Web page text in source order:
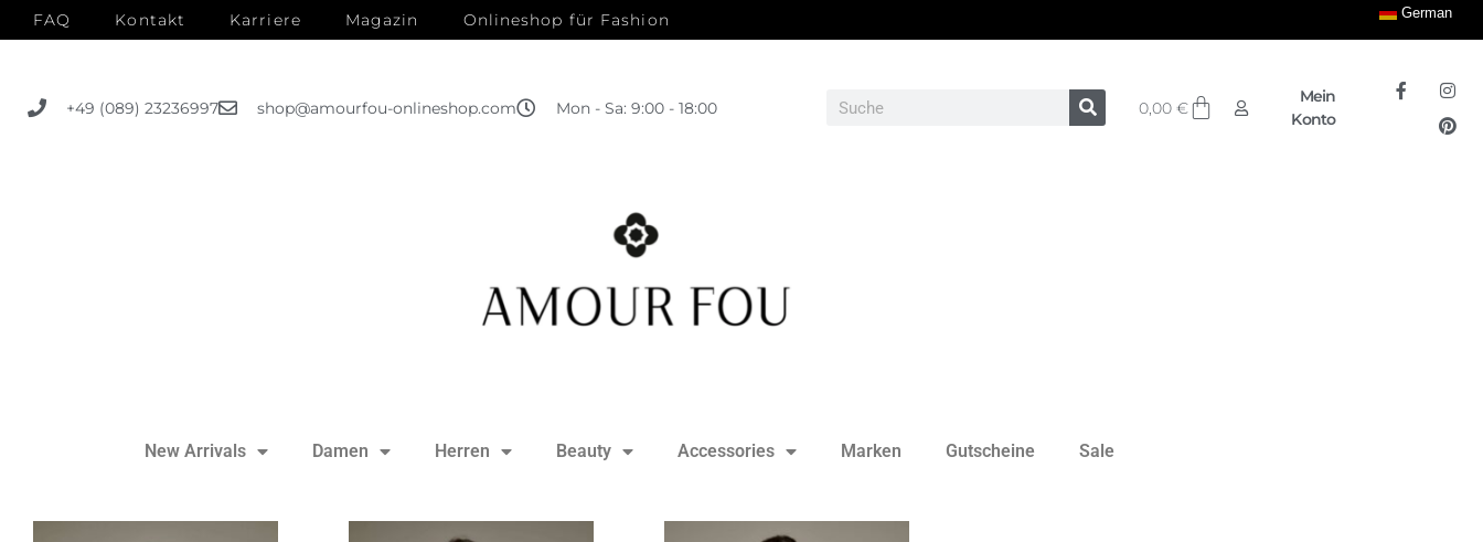
FAQ Kontakt Karriere Magazin Onlineshop für Fashion
+49 (089) 23236997 shop@amourfou-onlineshop.com Mon - Sa: 9:00 - 18:00 0,00€
Mein
Konto
New Arrivals Damen Herren Beauty Accessories Marken Gutscheine Sale
German